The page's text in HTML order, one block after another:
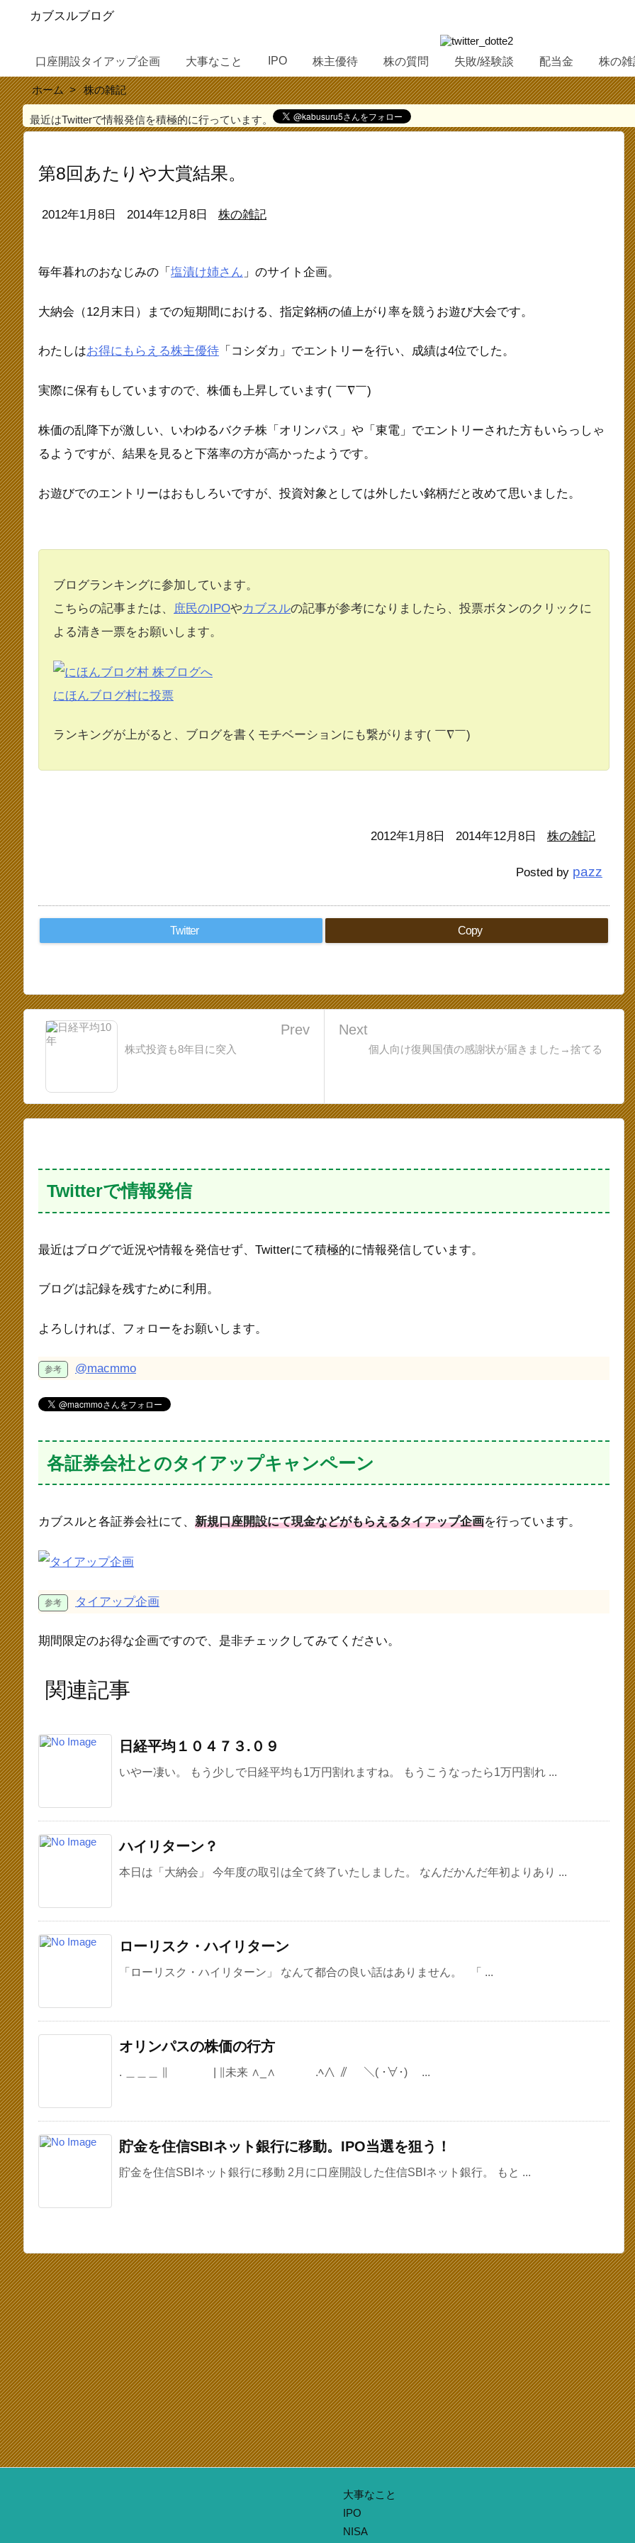
カブスルブログ
口座開設タイアップ企画 大事なこと IPO 株主優待 株の質問 失敗/経験談 配当金 株の雑
ホーム > 株の雑記
最近はTwitterで情報発信を積極的に行っています。
第8回あたりや大賞結果。
2012年1月8日 2014年12月8日 株の雑記
毎年暮れのおなじみの「 塩漬け姉さん 」のサイト企画。
大納会（12月末日）までの短期間における、指定銘柄の値上がり率を競うお遊び大会です。
わたしはお得にもらえる株主優待 「コシダカ」でエントリーを行い、成績は4位でした。
実際に保有もしていますので、株価も上昇しています( ￣∇￣)
株価の乱降下が激しい、いわゆるバクチ株「オリンパス」や「東電」でエントリーされた方もいらっしゃ
るようですが、結果を見ると下落率の方が高かったようです。
お遊びでのエントリーはおもしろいですが、投資対象としては外したい銘柄だと改めて思いました。
ブログランキングに参加しています。
こちらの記事または、 庶民のIPOやカブスルの記事が参考になりましたら、投票ボタンのクリックに
よる清き一票をお願いします。
にほんブログ村に投票
ランキングが上がると、ブログを書くモチベーションにも繋がります( ￣∇￣)
2012年1月8日 2014年12月8日 株の雑記
Posted by pazz
Twitter Copy
個人向け復興国債の感謝状が届きました→捨てる
Next
株式投資も8年目に突入
Prev
Twitterで情報発信
最近はブログで近況や情報を発信せず、Twitterにて積極的に情報発信しています。
ブログは記録を残すために利用。
よろしければ、フォローをお願いします。
@macmmo
各証券会社とのタイアップキャンペーン
カブスルと各証券会社にて、 新規口座開設にて現金などがもらえるタイアップ企画を行っています。
タイアップ企画
期間限定のお得な企画ですので、是非チェックしてみてください。
関連記事
日経平均１０４７３.０９
いやー凄い。 もう少しで日経平均も1万円割れますね。 もうこうなったら1万円割れ ...
ハイリターン？
本日は「大納会」 今年度の取引は全て終了いたしました。 なんだかんだ年初よりあり ...
ローリスク・ハイリターン
「ローリスク・ハイリターン」 なんて都合の良い話はありません。 「 ...
オリンパスの株価の行方
. ＿＿＿ ∥ | ∥未来 ∧_∧ .ﾍ∧ ∥ ＼( ･∀･) ...
貯金を住信SBIネット銀行に移動。IPO当選を狙う！
貯金を住信SBIネット銀行に移動 2月に口座開設した住信SBIネット銀行。 もと ...
大事なこと
IPO
NISA